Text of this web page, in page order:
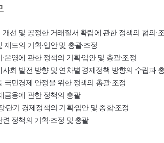
선 및 공정한 거래질서 확립에 관한 정책의 협의·
제도의 기획·입안 및 총괄·조정
운영에 관한 정책의 기획·입안 및 총괄·조정
사회 발전 방향 및 연차별 경제정책 방향의 수립과
국민경제 안정을 위한 정책의 총괄·조정
금융에 관한 정책의 총괄
·단기 경제정책의 기획·입안 및 종합·조정
련 정책의 기획·조정 및 총괄